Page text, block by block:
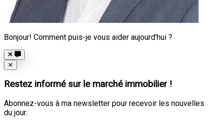
Bonjour! Comment puis-je vous aider aujourd'hui ?
Close
✕
Restez informé sur le marché immobilier !
Abonnez-vous à ma newsletter pour recevoir les nouvelles
du jour.